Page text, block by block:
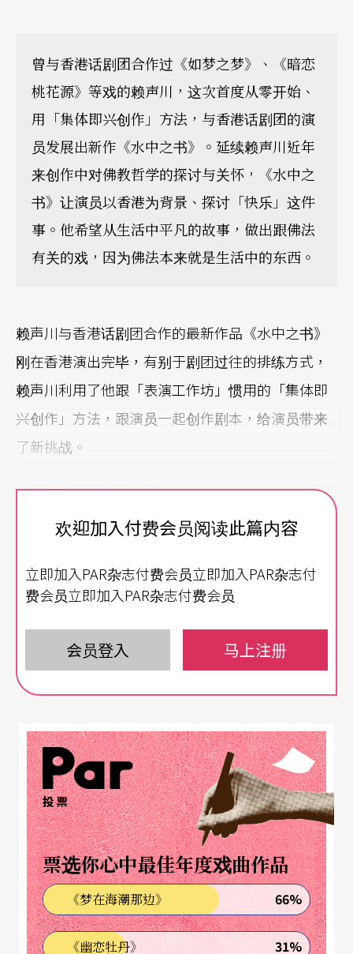
曾与香港话剧团合作过《如梦之梦》、《暗恋
桃花源》等戏的赖声川，这次首度从零开始、
用「集体即兴创作」方法，与香港话剧团的演
员发展出新作《水中之书》。延续赖声川近年
来创作中对佛教哲学的探讨与关怀，《水中之
书》让演员以香港为背景、探讨「快乐」这件
事。他希望从生活中平凡的故事，做出跟佛法
有关的戏，因为佛法本来就是生活中的东西。
赖声川与香港话剧团合作的最新作品《水中之书》
刚在香港演出完毕，有别于剧团过往的排练方式，
赖声川利用了他跟「表演工作坊」惯用的「集体即
兴创作」方法，跟演员一起创作剧本，给演员带来
了新挑战。
与香港话剧团即兴创作
香港话剧团并非第一次跟赖声川合作，之前曾合作
的演出包括《如梦之梦》、《暗恋桃花源》等。赖
声川感叹说，香港话剧团是华人世界里资源最丰富
们合作都得到充份支持——全职演员每天朝十晚六准
时全心全意排他的戏，支援演出的技术人员差不多
湾、大陆排戏的条件很不一样，是他梦寐以求的剧
团团队。「我们做导演的永远是在就别人的时间来
排戏，整个schedule就等如由演员的时间来决定。s
chedule在任何工作中都是很关键的，schedule做
不好就容易失败，schedule做得好就容易成功。」
以往，赖声川筹备新剧目时，会先准备大纲与流
程，像《宝岛一村》，是先做了很复杂的框架，然
后演员慢慢把内容即兴出来，每一场戏可能只有一
欢迎加入付费会员阅读此篇内容
立即加入PAR杂志付费会员立即加入PAR杂志付
费会员立即加入PAR杂志付费会员
会员登入 马上注册
投票
票选你心中最佳年度戏曲作品
《梦在海潮那边》 66%
《幽恋牡丹》 31%